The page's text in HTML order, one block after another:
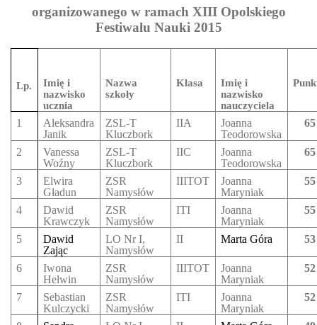
organizowanego w ramach XIII Opolskiego
Festiwalu Nauki 2015
Lp.
Imię i
nazwisko
ucznia
Nazwa
szkoły
Klasa
Imię i
nazwisko
nauczyciela
1
Aleksandra
Janik
ZSL-T
Kluczbork
IIA
Joanna
Teodorowska
65
2
Vanessa
Woźny
ZSL-T
Kluczbork
IIC
Joanna
Teodorowska
65
3
Elwira
Gładun
ZSR
Namysłów
IIITOT
Joanna
Maryniak
55
4
Dawid
Krawczyk
ZSR
Namysłów
ITI
Joanna
Maryniak
55
5
Dawid
Zając
LO Nr I,
Namysłów
II Marta Góra 53
6
Iwona
Helwin
ZSR
Namysłów
IIITOT
Joanna
Maryniak
52
7
Sebastian
Kulczycki
ZSR
Namysłów
ITI
Joanna
Maryniak
52